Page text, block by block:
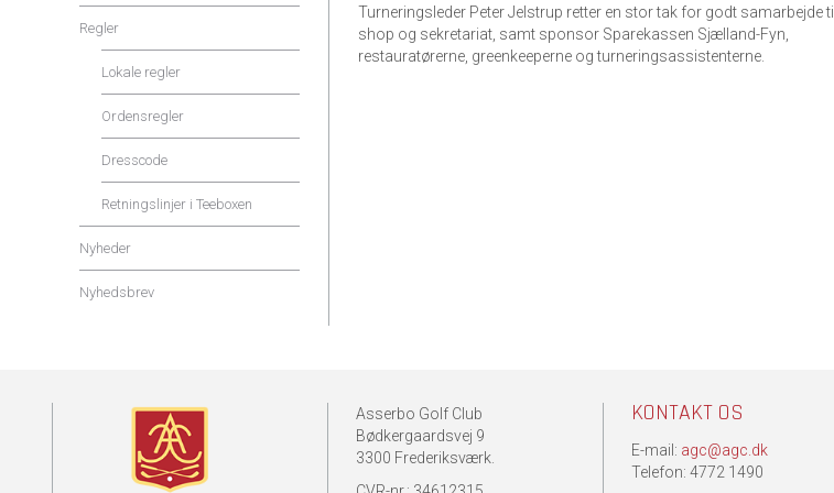
Turneringsleder Peter Jelstrup retter en stor tak for godt samarbejde til
shop og sekretariat, samt sponsor Sparekassen Sjælland-Fyn,
restauratørerne, greenkeeperne og turneringsassistenterne.
Regler
Lokale regler
Ordensregler
Dresscode
Retningslinjer i Teeboxen
Nyheder
Nyhedsbrev
Asserbo Golf Club
Bødkergaardsvej 9
3300 Frederiksværk.
KONTAKT OS
E-mail: agc@agc.dk
Telefon: 4772 1490